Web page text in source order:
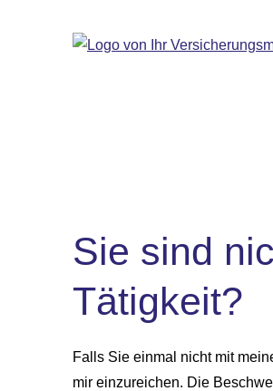
Sie sind
Tätigkeit?
Falls Sie einmal nicht mit
mir einzureichen. Die